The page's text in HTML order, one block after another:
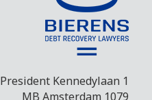
President Kennedylaan 1
1079 MB Amsterdam